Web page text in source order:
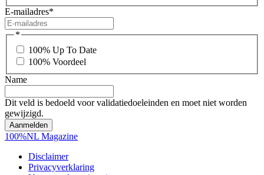
E-mailadres*
*
100% Up To Date
100% Voordeel
Name
Dit veld is bedoeld voor validatiedoeleinden en moet niet worden
gewijzigd.
100%NL Magazine
Disclaimer
Privacyverklaring